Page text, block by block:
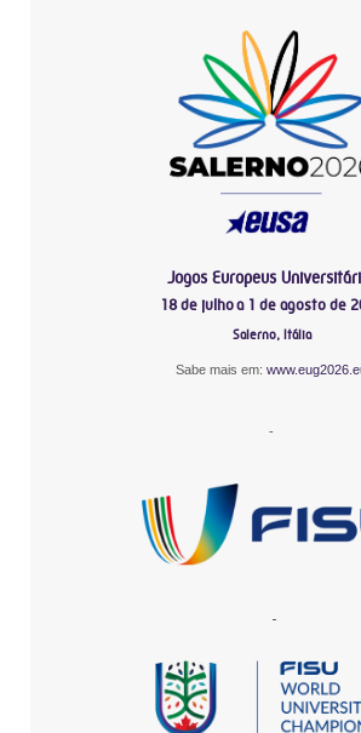
Jogos Europeus
18 de julho a 1 de agosto de
Salerno, Itália
Sabe mais em:
-
-